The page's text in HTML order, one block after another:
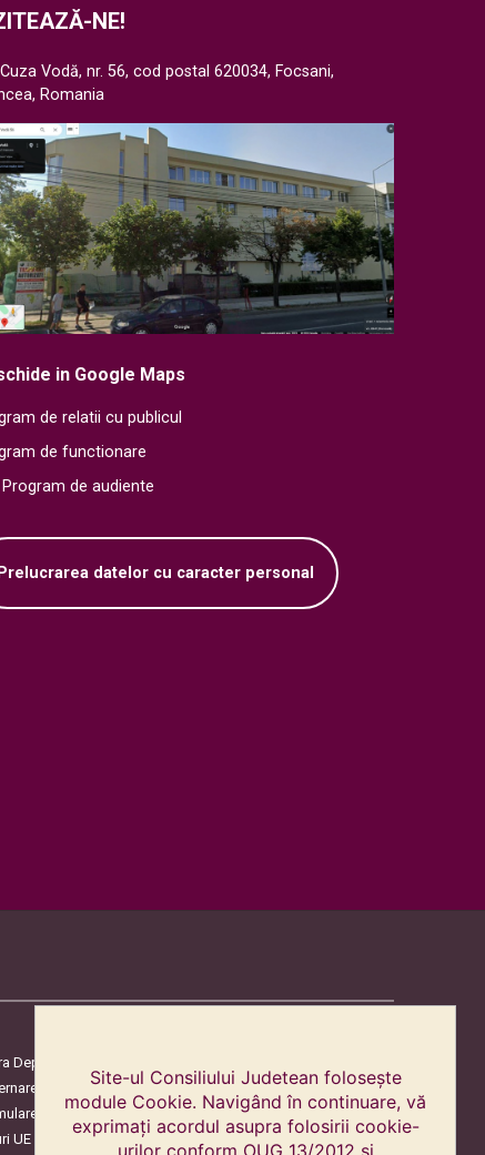
NE!
Vodă, nr. 56, cod postal 620034, Focsani,
Romania
in Google Maps
de relatii cu publicul
de functionare
Program de audiente
Prelucrarea datelor cu caracter personal
Deputaților
UE
Site-ul Consiliului Judetean folosește
module Cookie. Navigând în continuare, vă
exprimați acordul asupra folosirii cookie-